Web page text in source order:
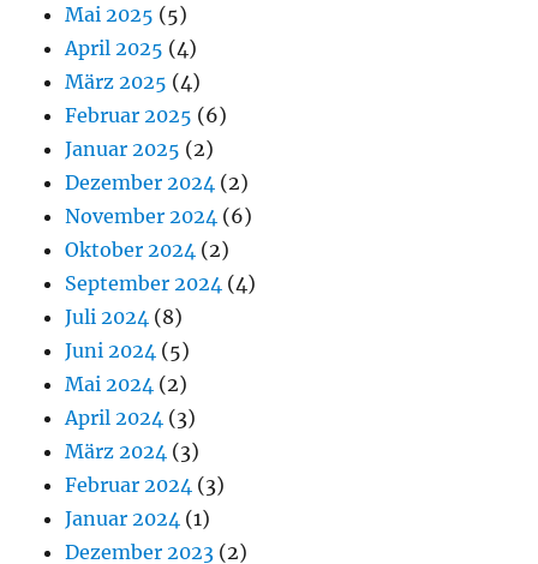
Mai 2025 (5)
April 2025 (4)
März 2025 (4)
Februar 2025 (6)
Januar 2025 (2)
Dezember 2024 (2)
November 2024 (6)
Oktober 2024 (2)
September 2024 (4)
Juli 2024 (8)
Juni 2024 (5)
Mai 2024 (2)
April 2024 (3)
März 2024 (3)
Februar 2024 (3)
Januar 2024 (1)
Dezember 2023 (2)